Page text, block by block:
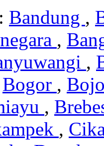
Bandung ,
,
,
Bogor ,
,
,